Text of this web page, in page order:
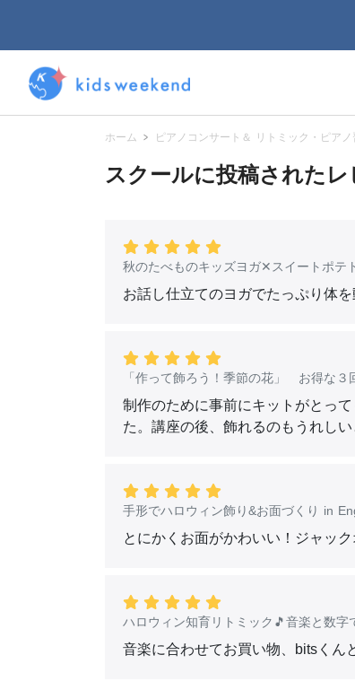
ホーム ピアノコンサート＆ リトミック・ピア
スクールに投稿された
秋のたべものキッズヨガ✕スイートポテ
お話し仕立てのヨガでたっぷり体
「作って飾ろう！季節の花」 お得な３
制作のために事前にキットがとっ
た。講座の後、飾れるのもうれしい
手形でハロウィン飾り&お面づくり in
とにかくお面がかわいい！ジャッ
ハロウィン知育リトミック🎵音楽と数字
音楽に合わせてお買い物、bitsくん